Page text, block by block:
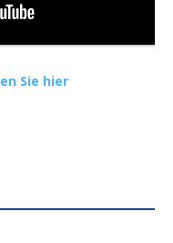
Sie hier